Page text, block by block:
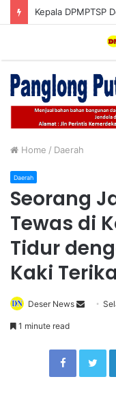
Home / Daerah
Daerah
Seorang
Tewas di
Tidur
Kaki
Deser News
a
1 minute read
Facebook Twitter